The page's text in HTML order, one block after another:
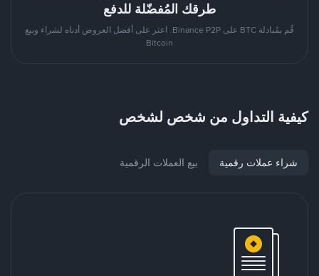
طرقك المُفضّلة للدفع
قُم بمُبادلة BTC على Binance P2P. اعثر على أفضل العروض أدناه لشراء وبيع
Bitcoin
كيفية التداول من شخص لشخص
شراء عملات رقمية بيع العملات الرقمية